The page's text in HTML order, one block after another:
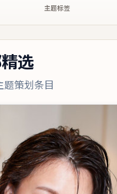
主题标签
选
题策划条目